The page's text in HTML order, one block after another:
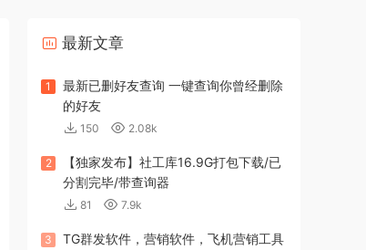
最新文章
1
最新已删好友查询 一键查询你曾经删除
的好友
150 2.08k
2
【独家发布】社工库16.9G打包下载/已
分割完毕/带查询器
81 7.9k
3
TG群发软件，营销软件，飞机营销工具